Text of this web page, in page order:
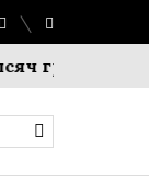
Япония